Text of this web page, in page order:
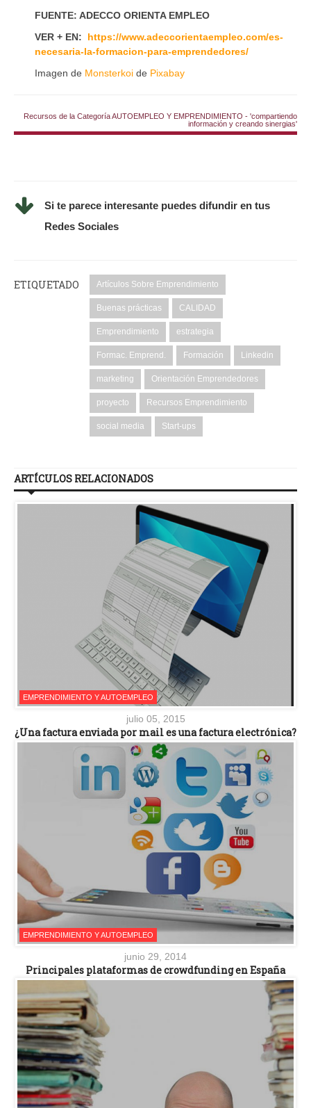
FUENTE: ADECCO ORIENTA EMPLEO
VER + EN: https://www.adeccorientaempleo.com/es-
necesaria-la-formacion-para-emprendedores/
Imagen de Monsterkoi de Pixabay
Recursos de la Categoría AUTOEMPLEO Y EMPRENDIMIENTO - 'compartiendo
información y creando sinergias'
Si te parece interesante puedes difundir en tus
Redes Sociales
ETIQUETADO Artículos Sobre Emprendimiento
Buenas prácticas CALIDAD
Emprendimiento estrategia
Formac. Emprend. Formación Linkedin
marketing Orientación Emprendedores
proyecto Recursos Emprendimiento
social media Start-ups
ARTÍCULOS RELACIONADOS
EMPRENDIMIENTO Y AUTOEMPLEO
julio 05, 2015
¿Una factura enviada por mail es una factura electrónica?
EMPRENDIMIENTO Y AUTOEMPLEO
junio 29, 2014
Principales plataformas de crowdfunding en España